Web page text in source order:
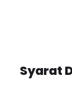
Syarat